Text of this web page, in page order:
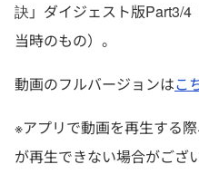
訣」ダイジェスト版Part3/
当時のもの）。
動画のフルバージョンはこ
※アプリで動画を再生する際
が再生できない場合がござ